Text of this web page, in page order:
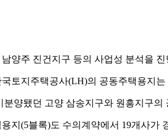
양주 진건지구 등의 사업성 분석을 진
토지주택공사(LH)의 공동주택용지
양됐던 고양 삼송지구와 원흥지구
지(5블록)도 수의계약에서 19개사가